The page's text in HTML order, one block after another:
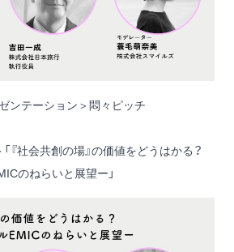
テーション＞悶々ピッチ
『社会共創の場』の価値をどうはかる？
のねらいと展望ー」